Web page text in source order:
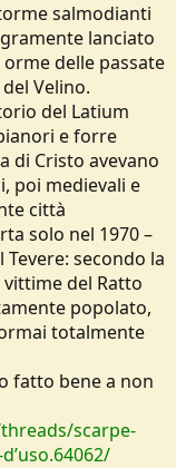
salmodianti
lanciato
delle passate
Velino.
del Latium
e forre
di Cristo avevano
poi medievali e
città
solo nel 1970 –
secondo la
del Ratto
popolato,
totalmente
fatto bene a non
scarpe-